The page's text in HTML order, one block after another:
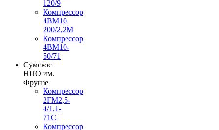
120/9
Компрессор
4ВМ10-
200/2,2М
Компрессор
4ВМ10-
50/71
Сумское
НПО им.
Фрунзе
Компрессор
2ГМ2,5-
4/1,1-
71С
Компрессор